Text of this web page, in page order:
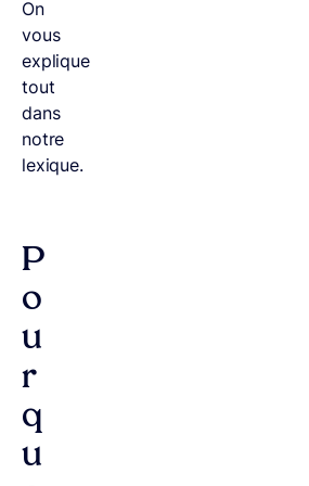
On
vous
explique
tout
dans
notre
lexique.
P
o
u
r
q
u